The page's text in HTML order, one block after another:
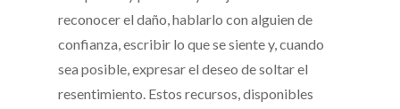
reconocer el daño, hablarlo con alguien de
confianza, escribir lo que se siente y, cuando
sea posible, expresar el deseo de soltar el
resentimiento. Estos recursos, disponibles